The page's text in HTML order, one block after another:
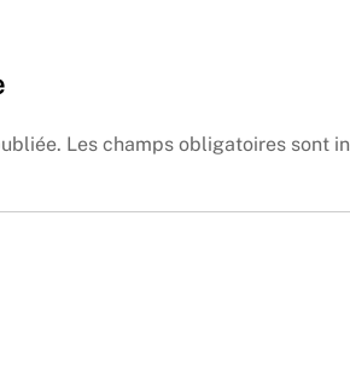
Les champs obligatoires sont